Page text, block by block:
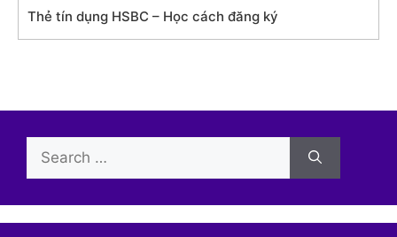
Thẻ tín dụng HSBC – Học cách đăng ký
for: